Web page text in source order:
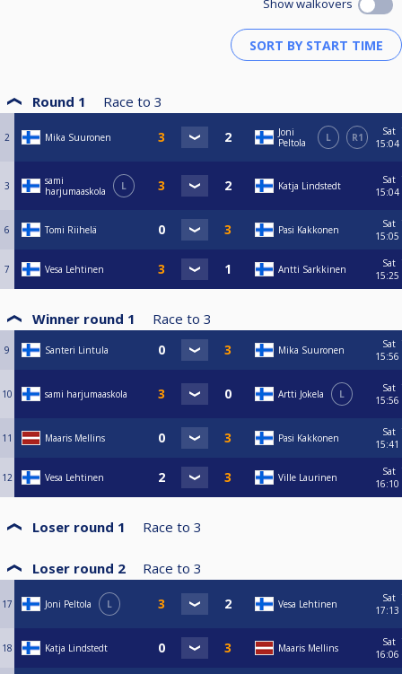
Show walkovers
Round 1 Race to 3
2 Mika Suuronen
Joni
Peltola
L R1
Sat
15:04
3
sami
harjumaaskola
L Katja Lindstedt
Sat
15:04
6 Tomi Riihelä Pasi Kakkonen
Sat
15:05
7 Vesa Lehtinen Antti Sarkkinen
Sat
15:25
Winner round 1 Race to 3
9 Santeri Lintula Mika Suuronen
Sat
15:56
10 sami harjumaaskola Artti Jokela L
Sat
15:56
11 Maaris Mellins Pasi Kakkonen
Sat
15:41
12 Vesa Lehtinen Ville Laurinen
Sat
16:10
Loser round 1 Race to 3
Loser round 2 Race to 3
17 Joni Peltola L Vesa Lehtinen
Sat
17:13
18 Katja Lindstedt Maaris Mellins
Sat
16:06